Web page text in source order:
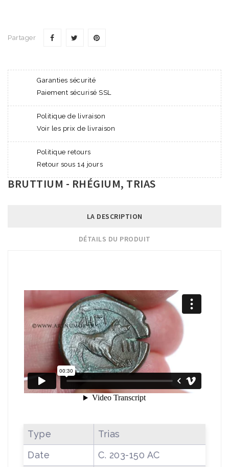
Partager
Garanties sécurité
Paiement sécurisé SSL
Politique de livraison
Voir les prix de livraison
Politique retours
Retour sous 14 jours
BRUTTIUM - RHÉGIUM, TRIAS
LA DESCRIPTION
DÉTAILS DU PRODUIT
Type
Trias
Date
C. 203-150 AC